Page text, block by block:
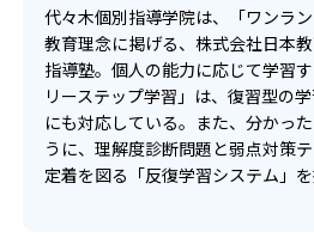
代々木個別指導学院は、「ワンラ
教育理念に掲げる、株式会社日本
指導塾。個人の能力に応じて学習
リーステップ学習」は、復習型の
にも対応している。また、分かっ
うに、理解度診断問題と弱点対策
定着を図る「反復学習システム」を